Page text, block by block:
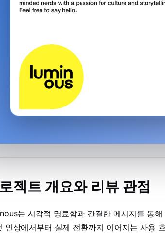
젝트 개요와 리뷰 관점
는 시각적 명료함과 간결한 메시지를 통
인상에서부터 실제 전환까지 이어지는 사용